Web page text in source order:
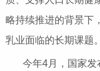
略持续推进的背景下
乳业面临的长期课题。
今年4月，国家发